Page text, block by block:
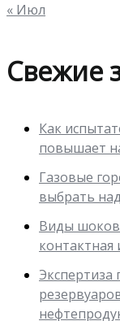
« Июл
Свежие
Как
повышает
Газовые
выбрать
Виды
контактная